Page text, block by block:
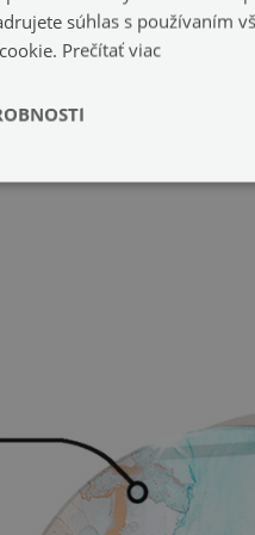
stenou alebo inými pevnými prvkami.
zdvihnite a opatrne premiestnite.
miesto dosky.
súhlas s používaním
Prečítať viac